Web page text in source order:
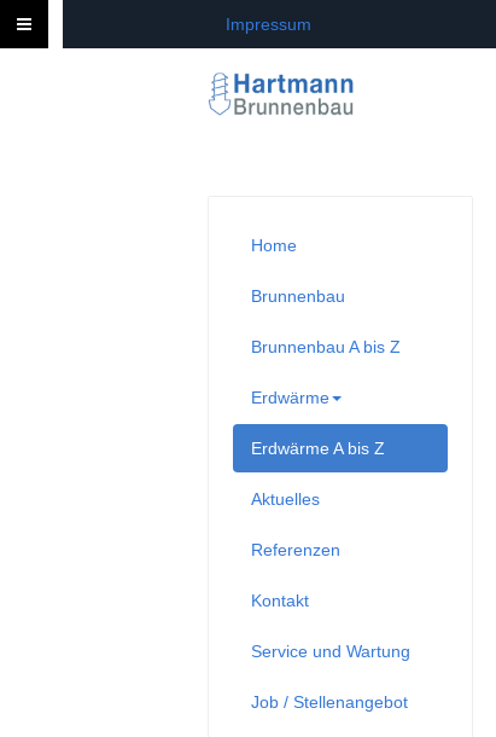
Impressum
Home
Brunnenbau
Brunnenbau A bis Z
Erdwärme
Erdwärme A bis Z
Aktuelles
Referenzen
Kontakt
Service und Wartung
Job / Stellenangebot